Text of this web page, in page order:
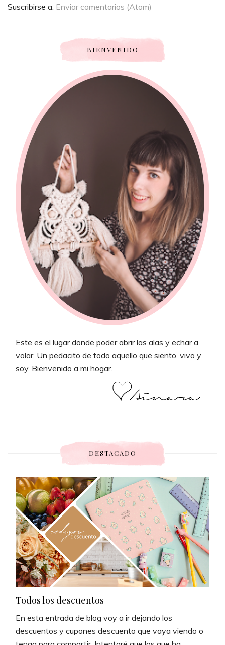
Suscribirse a: Enviar comentarios (Atom)
BIENVENIDO
Este es el lugar donde poder abrir las alas y echar a
volar. Un pedacito de todo aquello que siento, vivo y
soy. Bienvenido a mi hogar.
DESTACADO
Todos los descuentos
En esta entrada de blog voy a ir dejando los
descuentos y cupones descuento que vaya viendo o